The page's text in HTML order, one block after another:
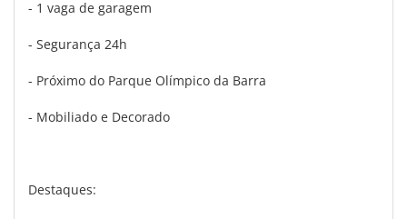
- 1 vaga de garagem
- Segurança 24h
- Próximo do Parque Olímpico da Barra
- Mobiliado e Decorado
Destaques: